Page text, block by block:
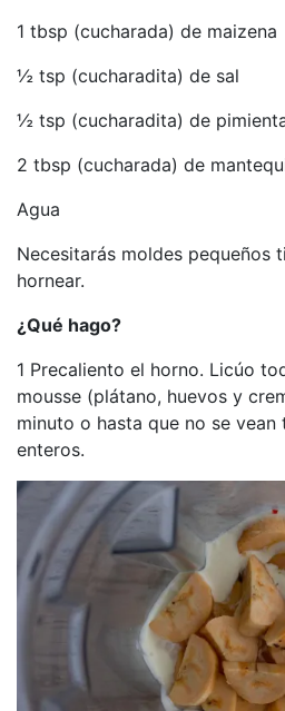
1 tbsp (cucharada) de maizena
½ tsp (cucharadita) de sal
½ tsp (cucharadita) de
2 tbsp (cucharada) de
Agua
Necesitarás moldes pequeños
hornear.
¿Qué hago?
1 Precaliento el horno. Licúo
mousse (plátano, huevos y
minuto o hasta que no se
enteros.